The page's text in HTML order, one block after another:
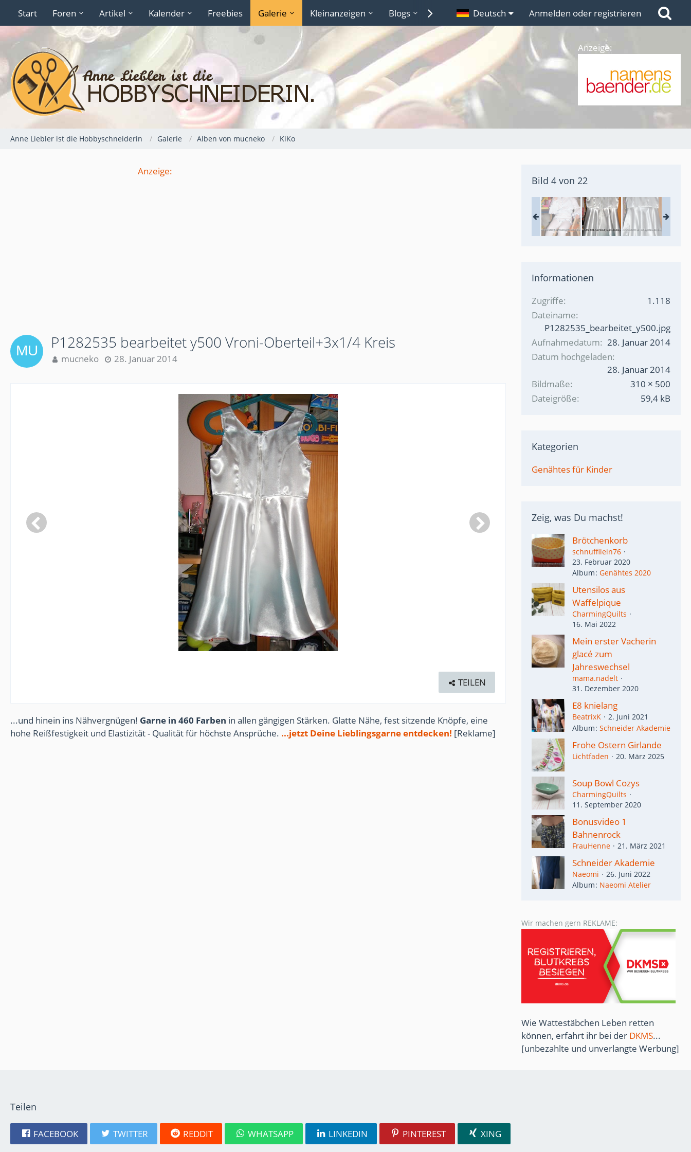
Start Foren Artikel Kalender Freebies Galerie Kleinanzeigen Blogs Lexikon Links
Deutsch Anmelden oder registrieren
Anzeige:
Anne Liebler ist die Hobbyschneiderin Galerie Alben von mucneko KiKo
Anzeige:
P1282535 bearbeitet y500 Vroni-Oberteil+3x1/4 Kreis
mucneko 28. Januar 2014
TEILEN
...und hinein ins Nähvergnügen! Garne in 460 Farben in allen gängigen Stärken. Glatte Nähe, fest sitzende Knöpfe, eine
hohe Reißfestigkeit und Elastizität - Qualität für höchste Ansprüche. ...jetzt Deine Lieblingsgarne entdecken! [Reklame]
Bild 4 von 22
Informationen
Zugriffe
1.118
Dateiname
P1282535_bearbeitet_y500.jpg
Aufnahmedatum
28. Januar 2014
Datum hochgeladen
28. Januar 2014
Bildmaße
310 × 500
Dateigröße
59,4 kB
Kategorien
Genähtes für Kinder
Zeig, was Du machst!
Brötchenkorb
schnuffilein76
23. Februar 2020
Album Genähtes 2020
Utensilos aus
Waffelpique
CharmingQuilts
16. Mai 2022
Mein erster Vacherin
glacé zum
Jahreswechsel
mama.nadelt
31. Dezember 2020
E8 knielang
BeatrixK
2. Juni 2021
Album Schneider Akademie
Frohe Ostern Girlande
Lichtfaden 20. März 2025
Soup Bowl Cozys
CharmingQuilts
11. September 2020
Bonusvideo 1
Bahnenrock
FrauHenne 21. März 2021
Schneider Akademie
Naeomi
26. Juni 2022
Album Naeomi Atelier
Wir machen gern REKLAME:
Wie Wattestäbchen Leben retten
können, erfahrt ihr bei der DKMS...
[unbezahlte und unverlangte Werbung]
Teilen
FACEBOOK TWITTER REDDIT WHATSAPP LINKEDIN PINTEREST XING